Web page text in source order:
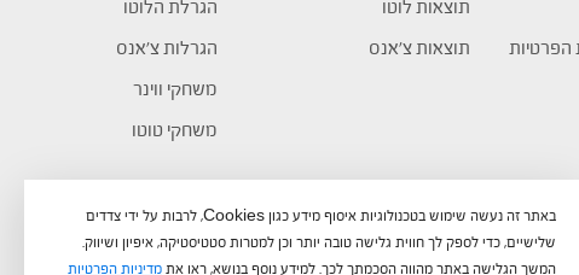
הפרטיות
תוצאות לוטו
תוצאות צ’אנס
הגרלת הלוטו
הגרלות צ’אנס
משחקי ווינר
משחקי טוטו
באתר זה נעשה שימוש בטכנולוגיות איסוף מידע כגון Cookies, לרבות על ידי צדדים
שלישיים, כדי לספק לך חווית גלישה טובה יותר וכן למטרות סטטיסטיקה, איפיון ושיווק.
המשך הגלישה באתר מהווה הסכמתך לכך. למידע נוסף בנושא, ראו את מדיניות הפרטיות